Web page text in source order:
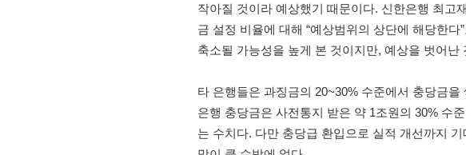
작아질 것이라 예상했기 때문이다. 신한은행 최고
금 설정 비율에 대해 “예상범위의 상단에 해당한
축소될 가능성을 높게 본 것이지만, 예상을 벗어난
타 은행들은 과징금의 20~30% 수준에서 충당금
은행 충당금은 사전통지 받은 약 1조원의 30% 수
는 수치다. 다만 충당급 환입으로 실적 개선까지